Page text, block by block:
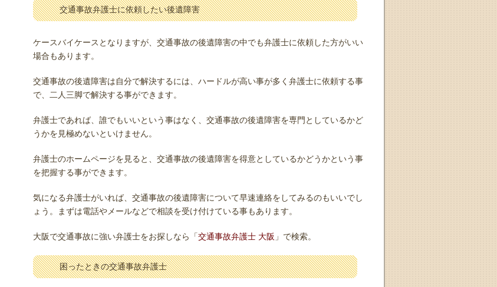
交通事故弁護士に依頼したい後遺障害
ケースバイケースとなりますが、交通事故の後遺障害の中でも弁護士に依頼した方がいい
場合もあります。
交通事故の後遺障害は自分で解決するには、ハードルが高い事が多く弁護士に依頼する事
で、二人三脚で解決する事ができます。
弁護士であれば、誰でもいいという事はなく、交通事故の後遺障害を専門としているかど
うかを見極めないといけません。
弁護士のホームページを見ると、交通事故の後遺障害を得意としているかどうかという事
を把握する事ができます。
気になる弁護士がいれば、交通事故の後遺障害について早速連絡をしてみるのもいいでし
ょう。まずは電話やメールなどで相談を受け付けている事もあります。
大阪で交通事故に強い弁護士をお探しなら「交通事故弁護士 大阪 」で検索。
困ったときの交通事故弁護士